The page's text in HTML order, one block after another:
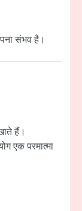
संभव है।
हैं।
एक परमात्मा